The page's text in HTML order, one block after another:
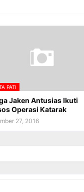
PATI
Jaken Antusias Ikuti
Operasi Katarak
27, 2016